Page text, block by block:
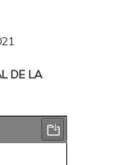
DE LA